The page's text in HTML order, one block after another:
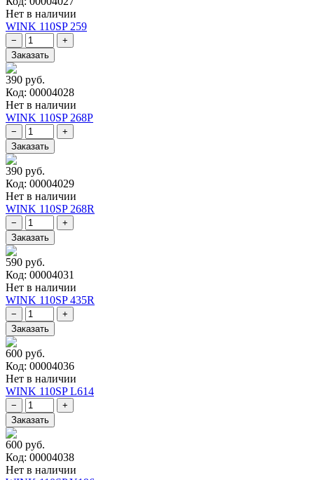
Нет в наличии
WINK 110SP 259
390 руб.
Код: 00004028
Нет в наличии
WINK 110SP 268P
390 руб.
Код: 00004029
Нет в наличии
WINK 110SP 268R
590 руб.
Код: 00004031
Нет в наличии
WINK 110SP 435R
600 руб.
Код: 00004036
Нет в наличии
WINK 110SP L614
600 руб.
Код: 00004038
Нет в наличии